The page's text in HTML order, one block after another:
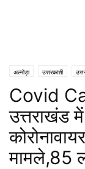
अल्मोड़ा उत्तरकाशी
नैनीताल हरिद्वार
Covid
उत्तराखंड
मामले,85